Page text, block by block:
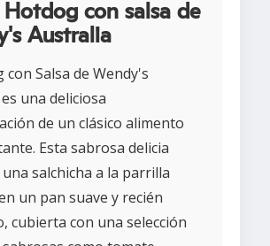
con salsa de
Australia
con Salsa de Wendy's
una deliciosa
de un clásico alimento
Esta sabrosa delicia
salchicha a la parrilla
un pan suave y recién
cubierta con una selección